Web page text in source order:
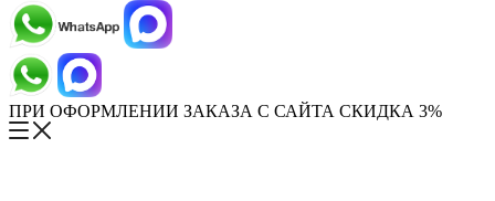
ПРИ ОФОРМЛЕНИИ ЗАКАЗА С САЙТА СКИДКА 3%